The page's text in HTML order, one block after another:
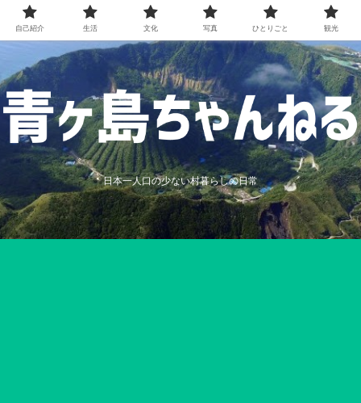
日本一人口の少ない村暮らしの日常
自己紹介 生活 文化 写真 ひとりごと 観光